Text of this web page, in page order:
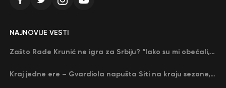
NAJNOVIJE VESTI
Zašto Rade Krunić ne igra za Srbiju? “Iako su mi obećali, niko me nije zvao…”
Kraj jedne ere – Gvardiola napušta Siti na kraju sezone, menja ga njegov nekadašnji rival